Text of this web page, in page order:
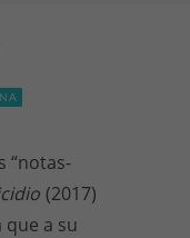
“notas-
(2017)
que a su